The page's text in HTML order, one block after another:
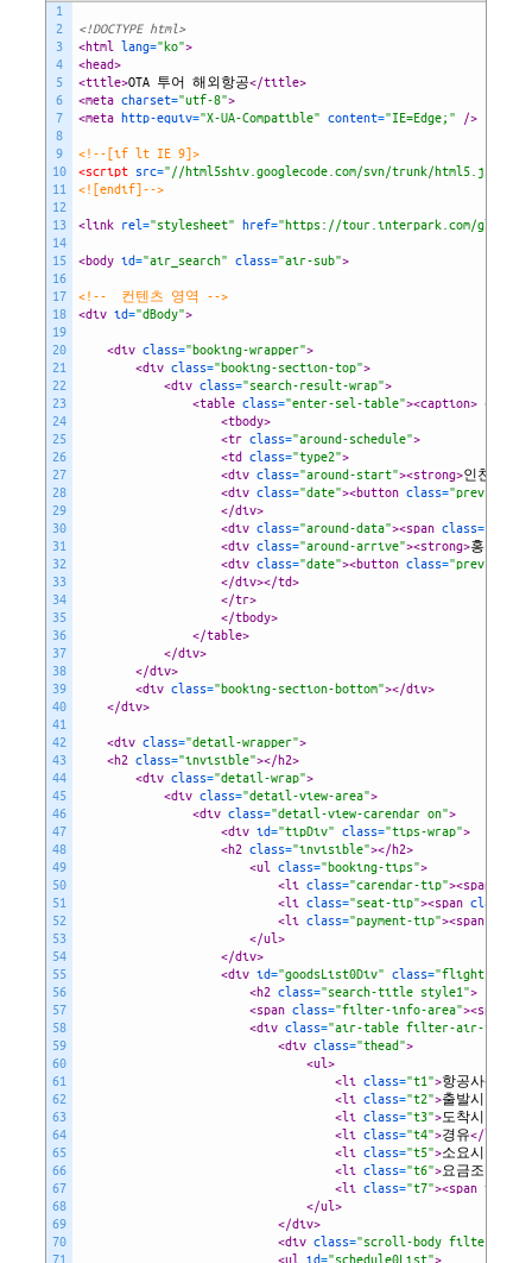
1
2
3
4
5
6
7
8
9
10
11
12
13
14
15
16
17
18
19
20
21
22
23
24
25
26
27
28
29
30
31
32
33
34
35
36
37
38
39
40
41
42
43
44
45
46
47
48
49
50
51
52
53
54
55
56
57
58
59
60
61
62
63
64
65
66
67
68
69
70
71
<!DOCTYPE html>
<html lang="ko">
<head>
<title>OTA 투어 해외항공</title>
<meta charset="utf-8">
<meta http-equiv="X-UA-Compatible" content="IE=Edge;" />
<!--[if lt IE 9]>
<script src="//html5shiv.googlecode.com/svn/trunk/html5.js"
<![endif]-->
<link rel="stylesheet" href="https://tour.interpark.com/global/
<body id="air_search" class="air-sub">
<!--  컨텐츠 영역 -->
<div id="dBody">
<div class="booking-wrapper">
<div class="booking-section-top">
<div class="search-result-wrap">
<table class="enter-sel-table"><caption> </
<tbody>
<tr class="around-schedule">
<td class="type2">
<div class="around-start"><strong>인천
<div class="date"><button class="prev"
</div>
<div class="around-data"><span class=
<div class="around-arrive"><strong>홍콩
<div class="date"><button class="prev"
</div></td>
</tr>
</tbody>
</table>
</div>
</div>
<div class="booking-section-bottom"></div>
</div>
<div class="detail-wrapper">
<h2 class="invisible"></h2>
<div class="detail-wrap">
<div class="detail-view-area">
<div class="detail-view-carendar on">
<div id="tipDiv" class="tips-wrap">
<h2 class="invisible"></h2>
<ul class="booking-tips">
<li class="carendar-tip"><span
<li class="seat-tip"><span class
<li class="payment-tip"><span
</ul>
</div>
<div id="goodsList0Div" class="flight-list-
<h2 class="search-title style1">
<span class="filter-info-area"><span
<div class="air-table filter-air-table"
<div class="thead">
<ul>
<li class="t1">항공사</li>
<li class="t2">출발시간
<li class="t3">도착시간
<li class="t4">경유</li>
<li class="t5">소요시간
<li class="t6">요금조건
<li class="t7"><span id
</ul>
</div>
<div class="scroll-body filter-
<ul id="schedule0List">